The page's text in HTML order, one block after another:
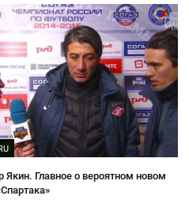
Якин. Главное о вероятном новом